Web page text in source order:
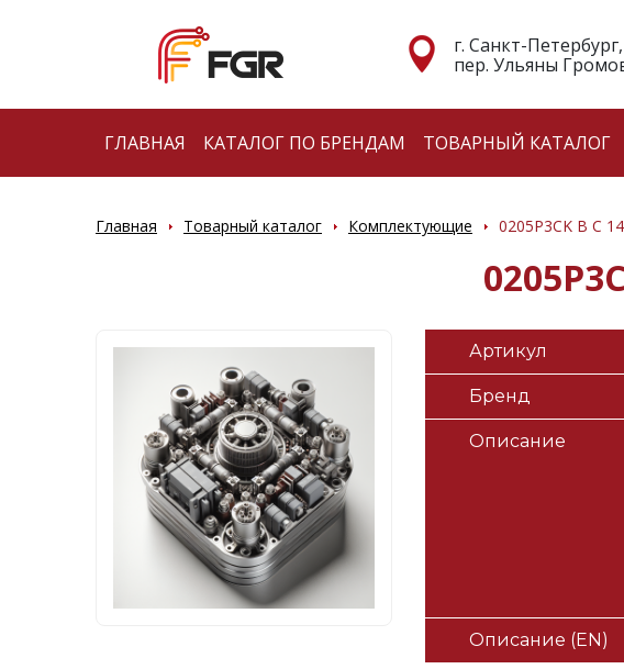
г. Санкт-Петербург,
пер. Ульяны
ГЛАВНАЯ КАТАЛОГ ПО БРЕНДАМ ТОВАРНЫЙ КАТАЛОГ
Главная Товарный каталог Комплектующие 0205P3CK B C
Артикул
Бренд
Описание
Описание (EN)